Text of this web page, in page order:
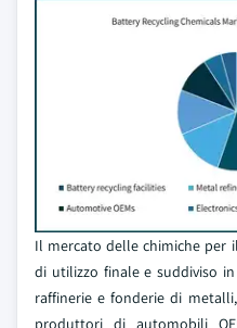
Il mercato delle chimiche per
di utilizzo finale e suddiviso
raffinerie e fonderie di
produttori di automobili